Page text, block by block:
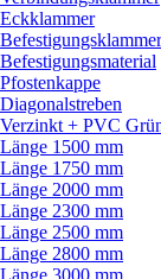
Eckklammer
Befestigungsmaterial
Pfostenkappe
Diagonalstreben
Verzinkt + PVC
Länge 1500 mm
Länge 1750 mm
Länge 2000 mm
Länge 2300 mm
Länge 2500 mm
Länge 2800 mm
Länge 3000 mm